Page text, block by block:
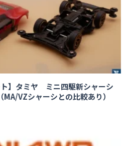
ト】タミヤ ミニ四駆新シャーシ
MA/VZシャーシとの比較あり）